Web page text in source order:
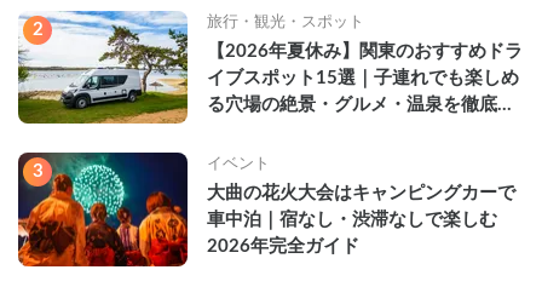
2 旅行・観光・スポット
【2026年夏休み】関東のおすすめドラ
イブスポット15選｜子連れでも楽しめ
る穴場の絶景・グルメ・温泉を徹底解
3 イベント
大曲の花火大会はキャンピングカーで
車中泊｜宿なし・渋滞なしで楽しむ
2026年完全ガイド